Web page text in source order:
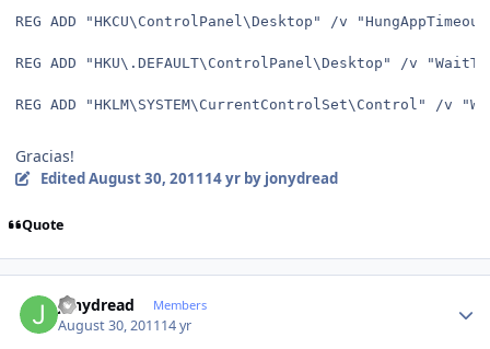
REG ADD "HKCU\ControlPanel\Desktop" /v
REG ADD "HKU\.DEFAULT\ControlPanel\Desktop" /v
REG ADD "HKLM\SYSTEM\CurrentControlSet\Control" /
Gracias!
EditedAugust 30, 201114 yrby jonydread
Quote
jonydread Members
August 30, 201114 yr